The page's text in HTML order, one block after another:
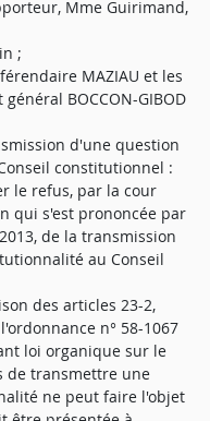
Mme Guirimand,
;
MAZIAU et les
BOCCON-GIBOD
d'une question
constitutionnel :
le refus, par la cour
qui s'est prononcée par
de la transmission
au Conseil
des articles 23-2,
n° 58-1067
loi organique sur le
de transmettre une
ne peut faire l'objet